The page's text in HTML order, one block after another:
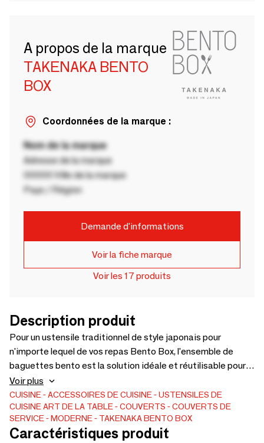
A propos de la marque
TAKENAKA BENTO
BOX
Coordonnées de la marque :
Nom de la marque
Adresse de la marque
00000 Ville de la marque
Pays / Région
Demande d'informations
Voir la fiche marque
Voir les 17 produits
Description produit
Pour un ustensile traditionnel de style japonais pour
n'importe lequel de vos repas Bento Box, l'ensemble de
baguettes bento est la solution idéale et réutilisable pour
d'autres alternatives à usage unique. Stocké dans une
variété de boîtiers colorés, chaque lot de baguettes Bento
est fabriqué en résine acrylique durable et peut être
facilement nettoyé avec un rinçage rapide à la main. Taille :
7,5 po l x 1,1 po P x 0,6 po H Materials Baguettes : Résine
Voir plus
CUISINE ACCESSOIRES DE CUISINE
USTENSILES DE
CUISINEART DE LA TABLE COUVERTS
COUVERTS DE
SERVICE
MODERNE TAKENAKA BENTO BOX
Caractéristiques produit